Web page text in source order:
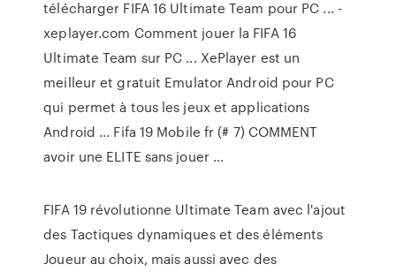
télécharger FIFA 16 Ultimate Team pour PC ... -
xeplayer.com Comment jouer la FIFA 16
Ultimate Team sur PC ... XePlayer est un
meilleur et gratuit Emulator Android pour PC
qui permet à tous les jeux et applications
Android ... Fifa 19 Mobile fr (# 7) COMMENT
avoir une ELITE sans jouer ...
FIFA 19 révolutionne Ultimate Team avec l'ajout
des Tactiques dynamiques et des éléments
Joueur au choix, mais aussi avec des